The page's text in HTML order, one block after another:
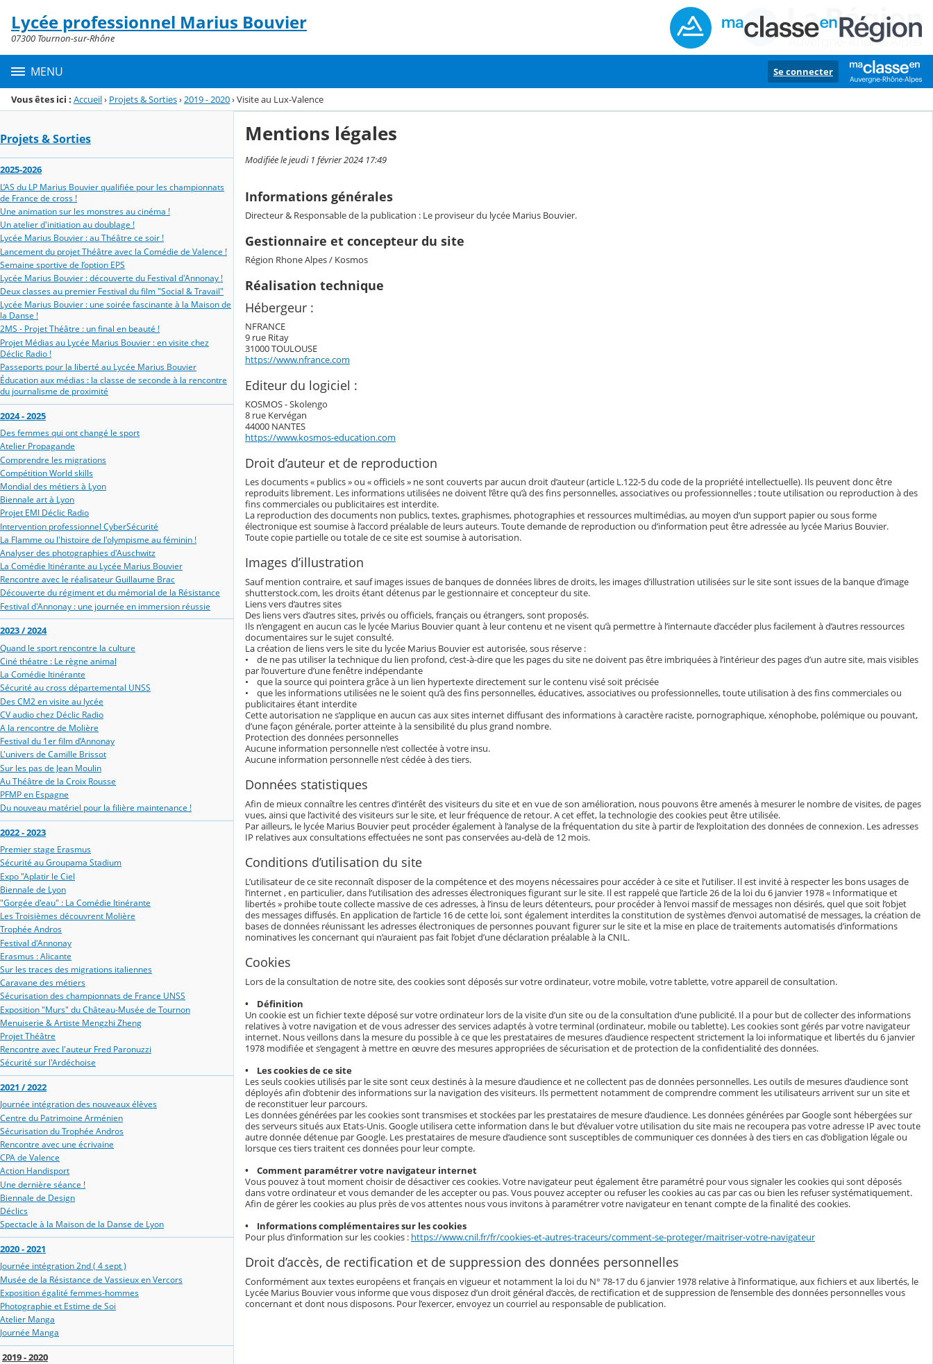
Menu de la rubrique
Contenu
Lycée professionnel Marius Bouvier
07300 Tournon-sur-Rhône
MENU Se connecter
Vous êtes ici : Accueil› Projets & Sorties›2019 - 2020›Visite au Lux-Valence
Projets & Sorties
2025-2026
L’AS du LP Marius Bouvier qualifiée pour les championnats
de France de cross !
Une animation sur les monstres au cinéma !
Un atelier d'initiation au doublage !
Lycée Marius Bouvier : au Théâtre ce soir !
Lancement du projet Théâtre avec la Comédie de Valence !
Semaine sportive de l’option EPS
Lycée Marius Bouvier : découverte du Festival d'Annonay !
Deux classes au premier Festival du film "Social & Travail"
Lycée Marius Bouvier : une soirée fascinante à la Maison de
la Danse !
2MS - Projet Théâtre : un final en beauté !
Projet Médias au Lycée Marius Bouvier : en visite chez
Déclic Radio !
Passeports pour la liberté au Lycée Marius Bouvier
Éducation aux médias : la classe de seconde à la rencontre
du journalisme de proximité
2024 - 2025
Des femmes qui ont changé le sport
Atelier Propagande
Comprendre les migrations
Compétition World skills
Mondial des métiers à Lyon
Biennale art à Lyon
Projet EMI Déclic Radio
Intervention professionnel CyberSécurité
La Flamme ou l'histoire de l'olympisme au féminin !
Analyser des photographies d'Auschwitz
La Comédie Itinérante au Lycée Marius Bouvier
Rencontre avec le réalisateur Guillaume Brac
Découverte du régiment et du mémorial de la Résistance
Festival d'Annonay : une journée en immersion réussie
2023 / 2024
Quand le sport rencontre la culture
Ciné théatre : Le règne animal
La Comédie Itinérante
Sécurité au cross départemental UNSS
Des CM2 en visite au lycée
CV audio chez Déclic Radio
A la rencontre de Molière
Festival du 1er film d’Annonay
L'univers de Camille Brissot
Sur les pas de Jean Moulin
Au Théâtre de la Croix Rousse
PFMP en Espagne
Du nouveau matériel pour la filière maintenance !
2022 - 2023
Premier stage Erasmus
Sécurité au Groupama Stadium
Expo "Aplatir le Ciel
Biennale de Lyon
"Gorgée d'eau" : La Comédie Itinérante
Les Troisièmes découvrent Molière
Trophée Andros
Festival d'Annonay
Erasmus : Alicante
Sur les traces des migrations italiennes
Caravane des métiers
Sécurisation des championnats de France UNSS
Exposition "Murs" du Château-Musée de Tournon
Menuiserie & Artiste Mengzhi Zheng
Projet Théâtre
Rencontre avec l'auteur Fred Paronuzzi
Sécurité sur l'Ardéchoise
2021 / 2022
Journée intégration des nouveaux élèves
Centre du Patrimoine Arménien
Sécurisation du Trophée Andros
Rencontre avec une écrivaine
CPA de Valence
Action Handisport
Une dernière séance !
Biennale de Design
Déclics
Spectacle à la Maison de la Danse de Lyon
2020 - 2021
Journée intégration 2nd ( 4 sept )
Musée de la Résistance de Vassieux en Vercors
Exposition égalité femmes-hommes
Photographie et Estime de Soi
Atelier Manga
Journée Manga
2019 - 2020
Mentions légales
Modifiée le jeudi 1 février 2024 17:49
Informations générales
Directeur & Responsable de la publication : Le proviseur du lycée Marius Bouvier.
Gestionnaire et concepteur du site
Région Rhone Alpes / Kosmos
Réalisation technique
Hébergeur :
NFRANCE
9 rue Ritay
31000 TOULOUSE
https://www.nfrance.com
Editeur du logiciel :
KOSMOS - Skolengo
8 rue Kervégan
44000 NANTES
https://www.kosmos-education.com
Droit d’auteur et de reproduction
Les documents « publics » ou « officiels » ne sont couverts par aucun droit d’auteur (article L.122-5 du code de la propriété intellectuelle). Ils peuvent donc être
reproduits librement. Les informations utilisées ne doivent l’être qu’à des fins personnelles, associatives ou professionnelles ; toute utilisation ou reproduction à des
fins commerciales ou publicitaires est interdite.
La reproduction des documents non publics, textes, graphismes, photographies et ressources multimédias, au moyen d’un support papier ou sous forme
électronique est soumise à l’accord préalable de leurs auteurs. Toute demande de reproduction ou d’information peut être adressée au lycée Marius Bouvier.
Toute copie partielle ou totale de ce site est soumise à autorisation.
Images d’illustration
Sauf mention contraire, et sauf images issues de banques de données libres de droits, les images d’illustration utilisées sur le site sont issues de la banque d’image
shutterstock.com, les droits étant détenus par le gestionnaire et concepteur du site.
Liens vers d’autres sites
Des liens vers d’autres sites, privés ou officiels, français ou étrangers, sont proposés.
Ils n’engagent en aucun cas le lycée Marius Bouvier quant à leur contenu et ne visent qu’à permettre à l’internaute d’accéder plus facilement à d’autres ressources
documentaires sur le sujet consulté.
La création de liens vers le site du lycée Marius Bouvier est autorisée, sous réserve :
• de ne pas utiliser la technique du lien profond, c’est-à-dire que les pages du site ne doivent pas être imbriquées à l’intérieur des pages d’un autre site, mais visibles
par l’ouverture d’une fenêtre indépendante
• que la source qui pointera grâce à un lien hypertexte directement sur le contenu visé soit précisée
• que les informations utilisées ne le soient qu’à des fins personnelles, éducatives, associatives ou professionnelles, toute utilisation à des fins commerciales ou
publicitaires étant interdite
Cette autorisation ne s’applique en aucun cas aux sites internet diffusant des informations à caractère raciste, pornographique, xénophobe, polémique ou pouvant,
d’une façon générale, porter atteinte à la sensibilité du plus grand nombre.
Protection des données personnelles
Aucune information personnelle n’est collectée à votre insu.
Aucune information personnelle n’est cédée à des tiers.
Données statistiques
Afin de mieux connaître les centres d’intérêt des visiteurs du site et en vue de son amélioration, nous pouvons être amenés à mesurer le nombre de visites, de pages
vues, ainsi que l’activité des visiteurs sur le site, et leur fréquence de retour. A cet effet, la technologie des cookies peut être utilisée.
Par ailleurs, le lycée Marius Bouvier peut procéder également à l’analyse de la fréquentation du site à partir de l’exploitation des données de connexion. Les adresses
IP relatives aux consultations effectuées ne sont pas conservées au-delà de 12 mois.
Conditions d’utilisation du site
L’utilisateur de ce site reconnaît disposer de la compétence et des moyens nécessaires pour accéder à ce site et l’utiliser. Il est invité à respecter les bons usages de
l’internet , en particulier, dans l’utilisation des adresses électroniques figurant sur le site. Il est rappelé que l’article 26 de la loi du 6 janvier 1978 « Informatique et
libertés » prohibe toute collecte massive de ces adresses, à l’insu de leurs détenteurs, pour procéder à l’envoi massif de messages non désirés, quel que soit l’objet
des messages diffusés. En application de l’article 16 de cette loi, sont également interdites la constitution de systèmes d’envoi automatisé de messages, la création de
bases de données réunissant les adresses électroniques de personnes pouvant figurer sur le site et la mise en place de traitements automatisés d’informations
nominatives les concernant qui n’auraient pas fait l’objet d’une déclaration préalable à la CNIL.
Cookies
Lors de la consultation de notre site, des cookies sont déposés sur votre ordinateur, votre mobile, votre tablette, votre appareil de consultation.
• Définition
Un cookie est un fichier texte déposé sur votre ordinateur lors de la visite d’un site ou de la consultation d’une publicité. Il a pour but de collecter des informations
relatives à votre navigation et de vous adresser des services adaptés à votre terminal (ordinateur, mobile ou tablette). Les cookies sont gérés par votre navigateur
internet. Nous veillons dans la mesure du possible à ce que les prestataires de mesures d’audience respectent strictement la loi informatique et libertés du 6 janvier
1978 modifiée et s’engagent à mettre en œuvre des mesures appropriées de sécurisation et de protection de la confidentialité des données.
• Les cookies de ce site
Les seuls cookies utilisés par le site sont ceux destinés à la mesure d’audience et ne collectent pas de données personnelles. Les outils de mesures d’audience sont
déployés afin d’obtenir des informations sur la navigation des visiteurs. Ils permettent notamment de comprendre comment les utilisateurs arrivent sur un site et
de reconstituer leur parcours.
Les données générées par les cookies sont transmises et stockées par les prestataires de mesure d’audience. Les données générées par Google sont hébergées sur
des serveurs situés aux Etats-Unis. Google utilisera cette information dans le but d’évaluer votre utilisation du site mais ne recoupera pas votre adresse IP avec toute
autre donnée détenue par Google. Les prestataires de mesure d’audience sont susceptibles de communiquer ces données à des tiers en cas d’obligation légale ou
lorsque ces tiers traitent ces données pour leur compte.
• Comment paramétrer votre navigateur internet
Vous pouvez à tout moment choisir de désactiver ces cookies. Votre navigateur peut également être paramétré pour vous signaler les cookies qui sont déposés
dans votre ordinateur et vous demander de les accepter ou pas. Vous pouvez accepter ou refuser les cookies au cas par cas ou bien les refuser systématiquement.
Afin de gérer les cookies au plus près de vos attentes nous vous invitons à paramétrer votre navigateur en tenant compte de la finalité des cookies.
• Informations complémentaires sur les cookies
Pour plus d’information sur les cookies : https://www.cnil.fr/fr/cookies-et-autres-traceurs/comment-se-proteger/maitriser-votre-navigateur
Droit d’accès, de rectification et de suppression des données personnelles
Conformément aux textes européens et français en vigueur et notamment la loi du N° 78-17 du 6 janvier 1978 relative à l’informatique, aux fichiers et aux libertés, le
Lycée Marius Bouvier vous informe que vous disposez d’un droit général d’accès, de rectification et de suppression de l’ensemble des données personnelles vous
concernant et dont nous disposons. Pour l’exercer, envoyez un courriel au responsable de publication.